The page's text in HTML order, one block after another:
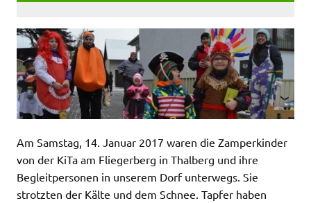
Am Samstag, 14. Januar 2017 waren die Zamperkinder
von der KiTa am Fliegerberg in Thalberg und ihre
Begleitpersonen in unserem Dorf unterwegs. Sie
strotzten der Kälte und dem Schnee. Tapfer haben